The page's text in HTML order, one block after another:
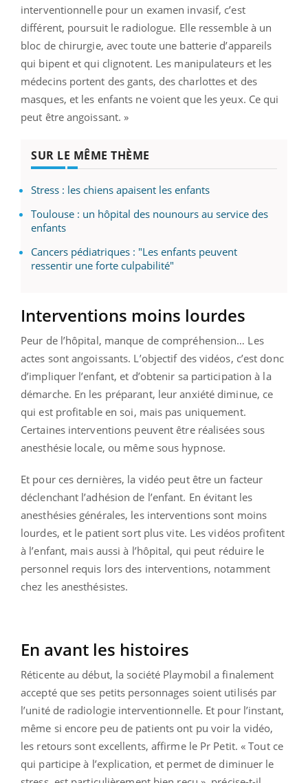
interventionnelle pour un examen invasif, c’est
différent, poursuit le radiologue. Elle ressemble à un
bloc de chirurgie, avec toute une batterie d’appareils
qui bipent et qui clignotent. Les manipulateurs et les
médecins portent des gants, des charlottes et des
masques, et les enfants ne voient que les yeux. Ce qui
peut être angoissant. »
SUR LE MÊME THÈME
Stress : les chiens apaisent les enfants
Toulouse : un hôpital des nounours au service des
enfants
Cancers pédiatriques : "Les enfants peuvent
ressentir une forte culpabilité"
Interventions moins lourdes
Peur de l’hôpital, manque de compréhension… Les
actes sont angoissants. L’objectif des vidéos, c’est donc
d’impliquer l’enfant, et d’obtenir sa participation à la
démarche. En les préparant, leur anxiété diminue, ce
qui est profitable en soi, mais pas uniquement.
Certaines interventions peuvent être réalisées sous
anesthésie locale, ou même sous hypnose.
Et pour ces dernières, la vidéo peut être un facteur
déclenchant l’adhésion de l’enfant. En évitant les
anesthésies générales, les interventions sont moins
lourdes, et le patient sort plus vite. Les vidéos profitent
à l’enfant, mais aussi à l’hôpital, qui peut réduire le
personnel requis lors des interventions, notamment
chez les anesthésistes.
En avant les histoires
Réticente au début, la société Playmobil a finalement
accepté que ses petits personnages soient utilisés par
l’unité de radiologie interventionnelle. Et pour l’instant,
même si encore peu de patients ont pu voir la vidéo,
les retours sont excellents, affirme le Pr Petit. « Tout ce
qui participe à l’explication, et permet de diminuer le